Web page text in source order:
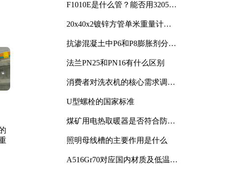
F1010E是什么管？能否用3205或
20x40x2镀锌方管单米重量计算
抗渗混凝土中P6和P8膨胀剂分别
法兰PN25和PN16有什么区别
消费者对洗衣机的核心需求调研
U型螺栓的国家标准
煤矿用电热取暖器是否符合防爆
照明母线槽的主要作用是什么
A516Gr70对应国内材质及低温冲